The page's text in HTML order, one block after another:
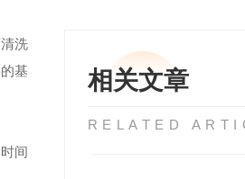
相关文章
RELATED
洗
基
间